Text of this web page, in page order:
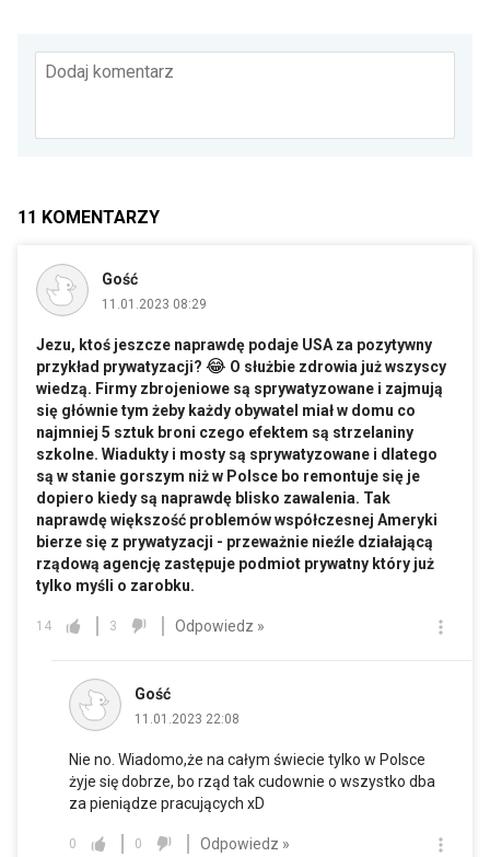
Dodaj komentarz
11 KOMENTARZY
Gość
11.01.2023 08:29
Jezu, ktoś jeszcze naprawdę podaje USA za pozytywny
przykład prywatyzacji? 😂 O służbie zdrowia już wszyscy
wiedzą. Firmy zbrojeniowe są sprywatyzowane i zajmują
się głównie tym żeby każdy obywatel miał w domu co
najmniej 5 sztuk broni czego efektem są strzelaniny
szkolne. Wiadukty i mosty są sprywatyzowane i dlatego
są w stanie gorszym niż w Polsce bo remontuje się je
dopiero kiedy są naprawdę blisko zawalenia. Tak
naprawdę większość problemów współczesnej Ameryki
bierze się z prywatyzacji - przeważnie nieźle działającą
rządową agencję zastępuje podmiot prywatny który już
tylko myśli o zarobku.
14 3 Odpowiedz »
Gość
11.01.2023 22:08
Nie no. Wiadomo,że na całym świecie tylko w Polsce
żyje się dobrze, bo rząd tak cudownie o wszystko dba
za pieniądze pracujących xD
0 0 Odpowiedz »